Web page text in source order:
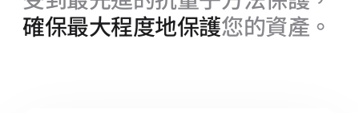
確保最大程度地保護您的資產。